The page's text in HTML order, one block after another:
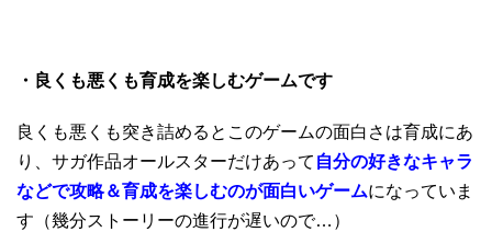
・良くも悪くも育成を楽しむゲームです
良くも悪くも突き詰めるとこのゲームの面白さは育成にあ
り、サガ作品オールスターだけあって 自分の好きなキャラ
などで攻略＆育成を楽しむのが面白いゲームになっていま
す（幾分ストーリーの進行が遅いので…）